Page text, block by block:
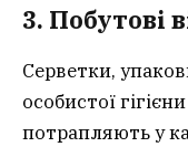
3. Побутові
Серветки,
особистої
потрапляють у